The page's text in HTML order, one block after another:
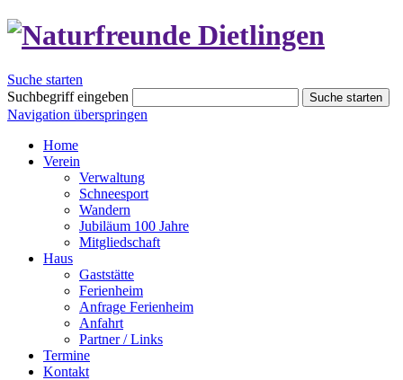
Suche starten
Suchbegriff eingeben
Suche starten
Navigation überspringen
Home
Verein
Verwaltung
Schneesport
Wandern
Jubiläum 100 Jahre
Mitgliedschaft
Haus
Gaststätte
Ferienheim
Anfrage Ferienheim
Anfahrt
Partner / Links
Termine
Kontakt